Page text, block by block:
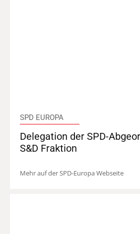
SPD EUROPA
Delegation der SPD-
S&D Fraktion
Mehr auf der SPD-Europa Webseite